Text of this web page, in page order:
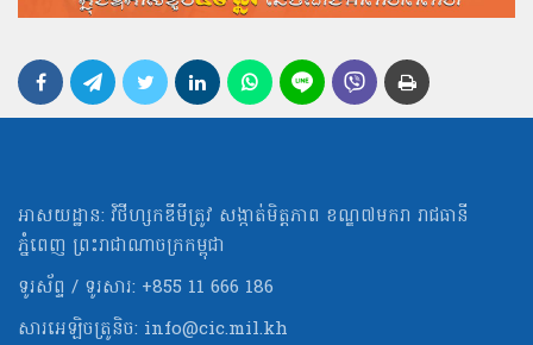
អាសយដ្ឋាន: វិថីហ្សកឌីមីត្រូវ សង្កាត់មិត្ដភាព ខណ្ឌ៧មករា រាជធានី
ភ្នំពេញ ព្រះរាជាណាចក្រកម្ពុជា
ទូរស័ព្ទ / ទូរសារ: +855 11 666 186
សារអេឡិចត្រូនិច: info@cic.mil.kh